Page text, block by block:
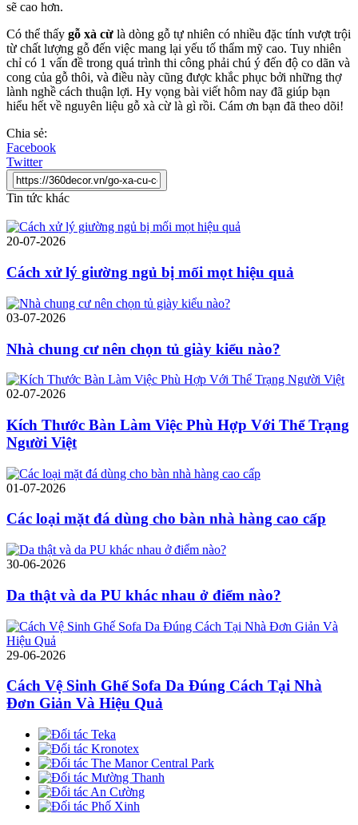
sẽ cao hơn.
Có thể thấy gỗ xà cừ là dòng gỗ tự nhiên có nhiều đặc tính vượt trội
từ chất lượng gỗ đến việc mang lại yếu tố thẩm mỹ cao. Tuy nhiên
chỉ có 1 vấn đề trong quá trình thi công phải chú ý đến độ co dãn và
cong của gỗ thôi, và điều này cũng được khắc phục bởi những thợ
lành nghề cách thuận lợi. Hy vọng bài viết hôm nay đã giúp bạn
hiểu hết về nguyên liệu gỗ xà cừ là gì rồi. Cám ơn bạn đã theo dõi!
Chia sẻ:
Facebook
Twitter
Tin tức khác
20-07-2026
Cách xử lý giường ngủ bị mối mọt hiệu quả
03-07-2026
Nhà chung cư nên chọn tủ giày kiểu nào?
02-07-2026
Kích Thước Bàn Làm Việc Phù Hợp Với Thể Trạng
Người Việt
01-07-2026
Các loại mặt đá dùng cho bàn nhà hàng cao cấp
30-06-2026
Da thật và da PU khác nhau ở điểm nào?
29-06-2026
Cách Vệ Sinh Ghế Sofa Da Đúng Cách Tại Nhà
Đơn Giản Và Hiệu Quả